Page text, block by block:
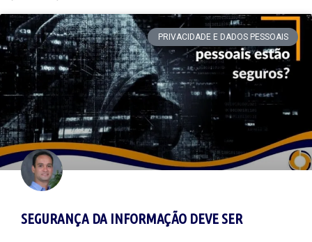
PRIVACIDADE E DADOS PESSOAIS
SEGURANÇA DA INFORMAÇÃO DEVE SER